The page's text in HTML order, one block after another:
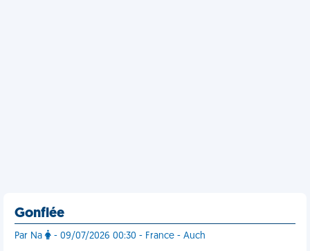
Gonflée
Par Na - 09/07/2026 00:30 - France - Auch